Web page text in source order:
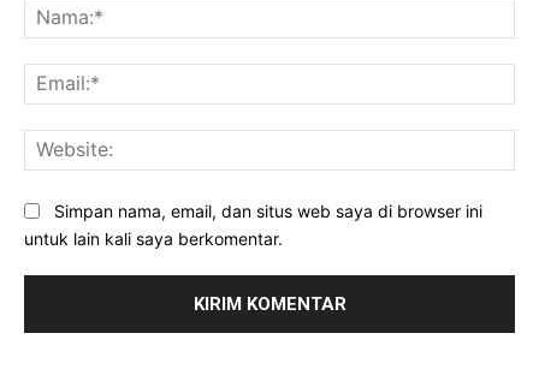
Simpan nama, email, dan situs web saya di browser ini
untuk lain kali saya berkomentar.